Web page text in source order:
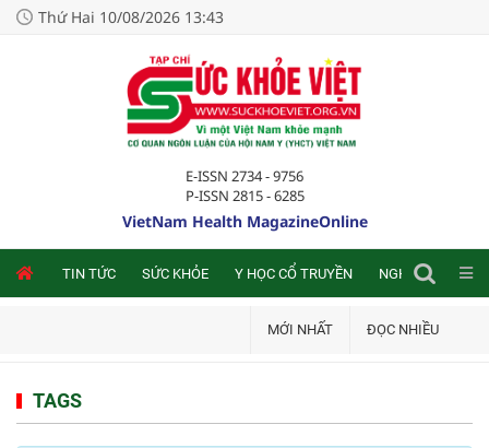
Thứ Hai 10/08/2026 13:43
E-ISSN 2734 - 9756
P-ISSN 2815 - 6285
VietNam Health MagazineOnline
TIN TỨC SỨC KHỎE Y HỌC CỔ TRUYỀN NGHIÊN CỨU
MỚI NHẤT ĐỌC NHIỀU
TAGS